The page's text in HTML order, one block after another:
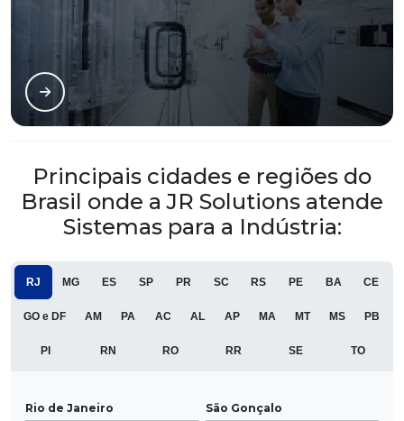
Principais cidades e regiões do
Brasil onde a JR Solutions atende
Sistemas para a Indústria:
RJ MG ES SP PR SC RS PE BA CE
GO e DF AM PA AC AL AP MA MT MS PB
PI RN RO RR SE TO
Rio de Janeiro São Gonçalo